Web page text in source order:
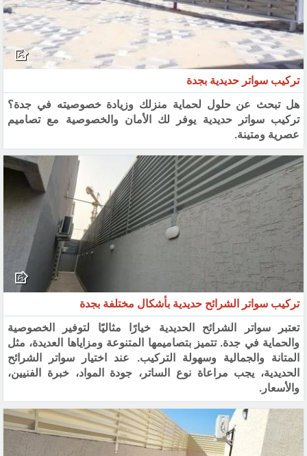
تركيب سواتر حديدية بجدة
هل تبحث عن حلول لحماية منزلك وزيادة خصوصيته في جدة؟
تركيب سواتر حديدية يوفر لك الأمان والخصوصية مع تصاميم
عصرية ومتينة.
تركيب سواتر الشرائح حديدية بأشكال مختلفة بجدة
تعتبر سواتر الشرائح الحديدية خيارًا مثاليًا لتوفير الخصوصية
والحماية في جدة. تتميز بتصاميمها المتنوعة ومزاياها العديدة، مثل
المتانة والجمالية وسهولة التركيب. عند اختيار سواتر الشرائح
الحديدية، يجب مراعاة نوع الساتر، جودة المواد، خبرة الفنيين،
والأسعار.